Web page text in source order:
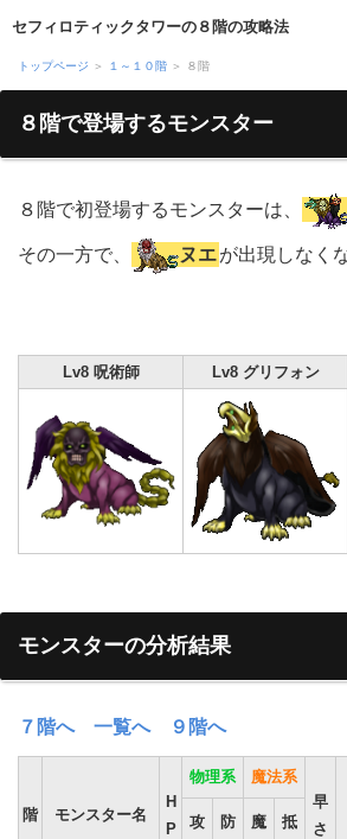
セフィロティックタワーの８階の攻略法
攻略マニュアル
運営者プロフィール
トップページ ＞ １～１０階 ＞ ８階
８階で登場するモンスター
８階で初登場するモンスターは、
その一方で、 ヌエが出現しなく
Lv8 呪術師 Lv8 グリフォン
モンスターの分析結果
７階へ 一覧へ ９階へ
階 モンスター名
H
P
物理系
魔法系
早
さ
攻
防
魔
抵